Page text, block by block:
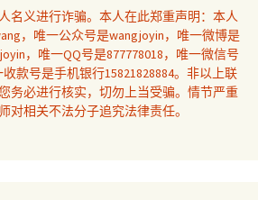
名义进行诈骗。本人在此郑重声明：本人
，唯一公众号是wangjoyin，唯一微博是
，唯一QQ号是877778018，唯一微信号
款号是手机银行15821828884。非以上联
务必进行核实，切勿上当受骗。情节严重
对相关不法分子追究法律责任。